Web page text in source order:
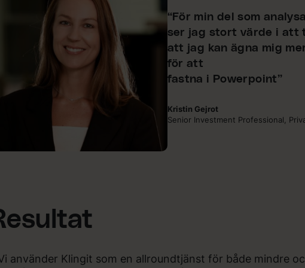
“För min del som
ser jag stort värde i att
att jag kan ägna mig
för att
fastna i Powerpoint”
Kristin Gejrot
Senior Investment Professional,
använder Klingit som en allroundtjänst för både mindre